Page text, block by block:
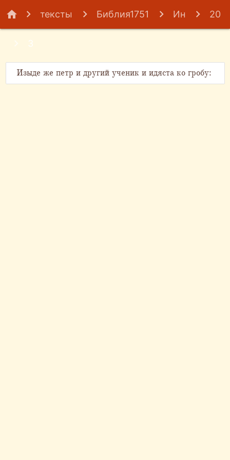
home тексты Библия1751 Ин 20
3
Изыде же петр и другий ученик и идяста ко гробу: